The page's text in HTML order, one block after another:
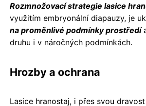
Rozmnožovací strategie lasice
využitím embryonální diapauzy, je
na proměnlivé podmínky prostředí
druhu i v náročných podmínkách.
Hrozby a ochrana
Lasice hranostaj, i přes svou